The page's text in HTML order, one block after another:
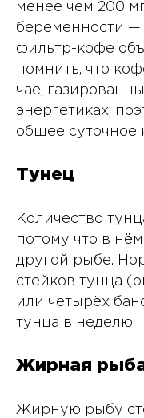
менее чем 200
беременности —
фильтр-кофе
помнить, что
чае,
энергетиках,
общее суточное
Тунец
Количество
потому что в
другой рыбе.
стейков тунца
или четырёх
тунца в неделю.
Жирная
Жирную рыбу